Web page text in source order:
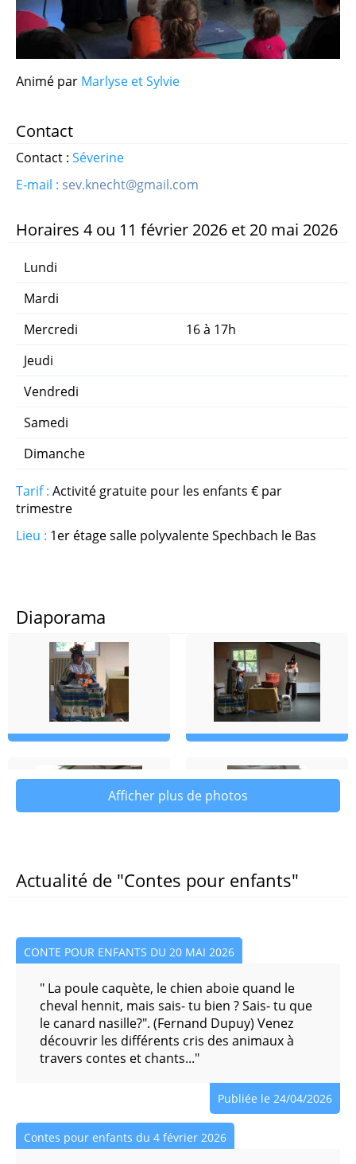
Fitness - Bodysculpt - Step Renfo - CAF - Aero Danse
Informatique Atelier Graphique Niveau 1
Informatique Atelier Graphique Niveau 2
Informatique Confirmés - Perfectionnement
Moderne Fusion
Pilates
Qi Gong
Randonnée Seniors
Relaxation aux Bols Tibétains
Street Dance Ado
Contes pour enfants
Danse - Éveil
Danse Classique (confirmées)
Danse Moderne
Danse Moderne ADO
Initiation Danse Classique
Initiation Danse moderne
Yoga pour Ados
Animé par Marlyse et Sylvie
Contact
Contact : Séverine
E-mail : sev.knecht@gmail.com
Horaires 4 ou 11 février 2026 et 20 mai 2026
Lundi
Mardi
Mercredi
16 à 17h
Jeudi
Vendredi
Samedi
Dimanche
Tarif : Activité gratuite pour les enfants € par
trimestre
Lieu : 1er étage salle polyvalente Spechbach le Bas
Diaporama
Afficher plus de photos
Actualité de "Contes pour enfants"
CONTE POUR ENFANTS DU 20 MAI 2026
" La poule caquète, le chien aboie quand le
cheval hennit, mais sais- tu bien ? Sais- tu que
le canard nasille?". (Fernand Dupuy) Venez
découvrir les différents cris des animaux à
travers contes et chants..."
Publiée le 24/04/2026
Contes pour enfants du 4 février 2026